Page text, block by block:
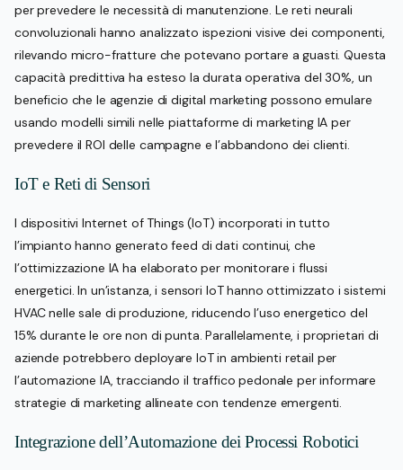
per prevedere le necessità di manutenzione. Le reti neurali
convoluzionali hanno analizzato ispezioni visive dei componenti,
rilevando micro-fratture che potevano portare a guasti. Questa
capacità predittiva ha esteso la durata operativa del 30%, un
beneficio che le agenzie di digital marketing possono emulare
usando modelli simili nelle piattaforme di marketing IA per
prevedere il ROI delle campagne e l’abbandono dei clienti.
IoT e Reti di Sensori
I dispositivi Internet of Things (IoT) incorporati in tutto
l’impianto hanno generato feed di dati continui, che
l’ottimizzazione IA ha elaborato per monitorare i flussi
energetici. In un’istanza, i sensori IoT hanno ottimizzato i sistemi
HVAC nelle sale di produzione, riducendo l’uso energetico del
15% durante le ore non di punta. Parallelamente, i proprietari di
aziende potrebbero deployare IoT in ambienti retail per
l’automazione IA, tracciando il traffico pedonale per informare
strategie di marketing allineate con tendenze emergenti.
Integrazione dell’Automazione dei Processi Robotici